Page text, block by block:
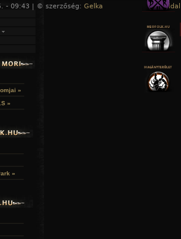
- 09:43 | © szerzőség: Gelka « Főoldal
»
»
»